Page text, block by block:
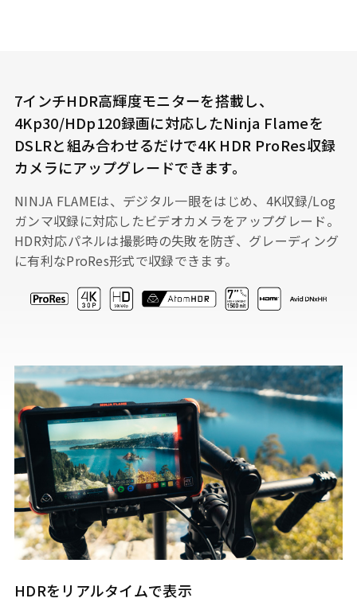
7インチHDR高輝度モニターを搭載し、
4Kp30/HDp120録画に対応したNinja Flameを
DSLRと組み合わせるだけで4K HDR ProRes収録
カメラにアップグレードできます。
NINJA FLAMEは、デジタル一眼をはじめ、4K収録/Log
ガンマ収録に対応したビデオカメラをアップグレード。
HDR対応パネルは撮影時の失敗を防ぎ、グレーディング
に有利なProRes形式で収録できます。
HDRをリアルタイムで表示